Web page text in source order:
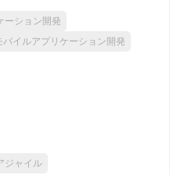
ーション開発
バイルアプリケーション開発
ジャイル